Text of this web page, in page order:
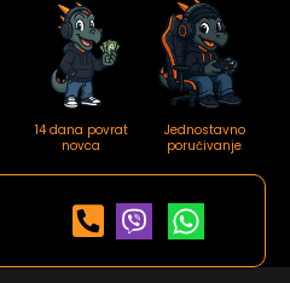
14 dana povrat
novca
Jednostavno
poručivanje